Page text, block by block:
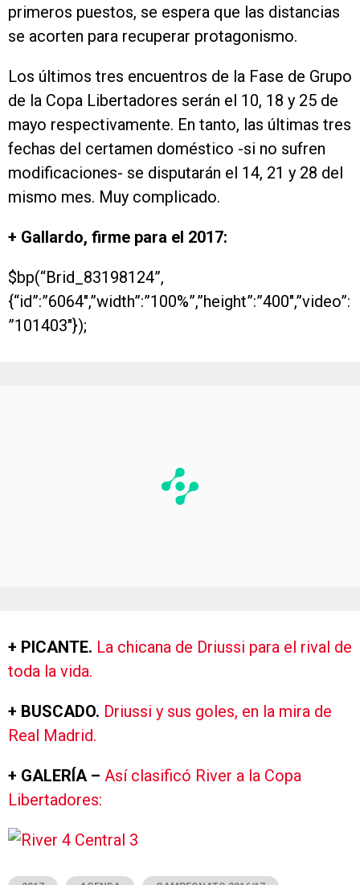
primeros puestos, se espera que las distancias
se acorten para recuperar protagonismo.
Los últimos tres encuentros de la Fase de Grupo
de la Copa Libertadores serán el 10, 18 y 25 de
mayo respectivamente. En tanto, las últimas tres
fechas del certamen doméstico -si no sufren
modificaciones- se disputarán el 14, 21 y 28 del
mismo mes. Muy complicado.
+ Gallardo, firme para el 2017:
$bp(“Brid_83198124”,
{“id”:”6064″,”width”:”100%”,”height”:”400″,”video”:
”101403″});
+ PICANTE. La chicana de Driussi para el rival de
toda la vida.
+ BUSCADO. Driussi y sus goles, en la mira de
Real Madrid.
+ GALERÍA – Así clasificó River a la Copa
Libertadores: